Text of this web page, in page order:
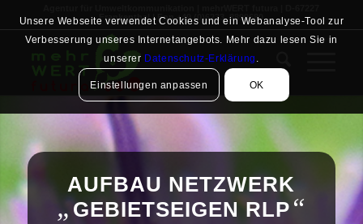
Frankenthal | Fon +49 (0)6233. 8899680
AUFBAU NETZWERK
„GEBIETSEIGEN RLP “
Unsere Webseite verwendet Cookies und ein Webanalyse-Tool zur
Verbesserung unseres Internetangebots. Mehr dazu lesen Sie in
unserer Datenschutz-Erklärung .
Einstellungen anpassen OK